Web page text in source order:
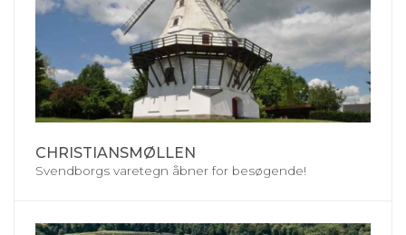
CHRISTIANSMØLLEN
Svendborgs varetegn åbner for besøgende!